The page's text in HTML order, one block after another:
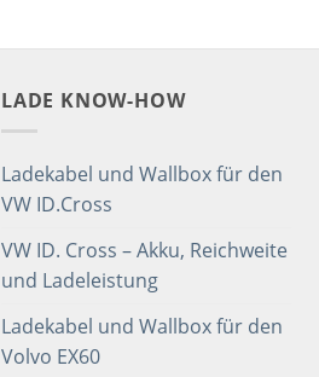
LADE KNOW-HOW
Ladekabel und Wallbox für den
VW ID.Cross
VW ID. Cross – Akku, Reichweite
und Ladeleistung
Ladekabel und Wallbox für den
Volvo EX60